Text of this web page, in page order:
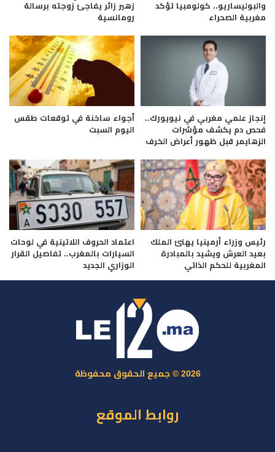
والبوليساريو.. كولومبيا تؤكد
مغربية الصحراء
زهير زائر يفاجئ زوجته برسالة
رومانسية
إنجاز علمي مغربي في نيويورك..
فحص دم يكشف مؤشرات
الزهايمر قبل ظهور أعراض الخرف
أجواء ساخنة في توقعات طقس
اليوم السبت
رئيس وزراء أرمينيا يهنئ الملك
بعيد العرش ويشيد بالمبادرة
المغربية للحكم الذاتي
اعتماد الحروف اللاتينية في لوحات
السيارات بالمغرب.. تفاصيل القرار
الوزاري الجديد
2026 © جميع الحقوق محفوظة
روابط الموقع